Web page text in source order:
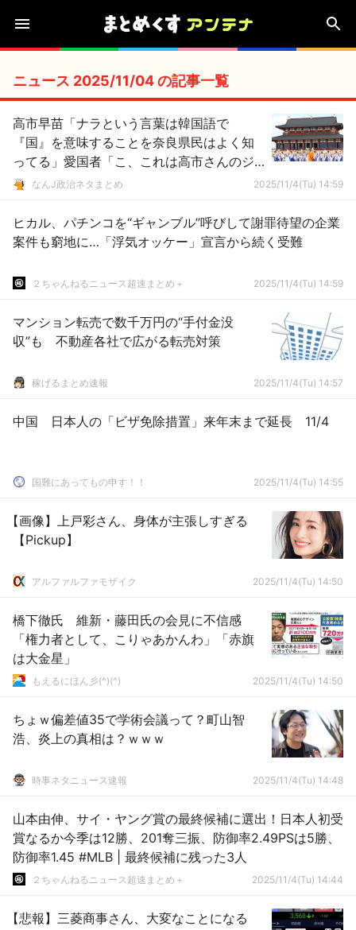
ニュース 2025/11/04 の記事一覧
高市早苗「ナラという言葉は韓国語で
『国』を意味することを奈良県民はよく知
ってる」愛国者「こ、これは高市さんのジ
ョーク炸裂ですね…」
なんJ政治ネタまとめ 2025/11/4(Tu) 14:59
ヒカル、パチンコを“ギャンブル”呼びして謝罪待望の企業
案件も窮地に…「浮気オッケー」宣言から続く受難
２ちゃんねるニュース超速まとめ＋ 2025/11/4(Tu) 14:59
マンション転売で数千万円の“手付金没
収”も 不動産各社で広がる転売対策
稼げるまとめ速報 2025/11/4(Tu) 14:57
中国 日本人の「ビザ免除措置」来年末まで延長 11/4
国難にあってもの申す！！ 2025/11/4(Tu) 14:55
【画像】上戸彩さん、身体が主張しすぎる
【Pickup】
アルファルファモザイク 2025/11/4(Tu) 14:50
橋下徹氏 維新・藤田氏の会見に不信感
「権力者として、こりゃあかんわ」「赤旗
は大金星」
もえるにほん彡(^)(^) 2025/11/4(Tu) 14:50
ちょｗ偏差値35で学術会議って？町山智
浩、炎上の真相は？ｗｗｗ
時事ネタニュース速報 2025/11/4(Tu) 14:48
山本由伸、サイ・ヤング賞の最終候補に選出！日本人初受
賞なるか今季は12勝、201奪三振、防御率2.49PSは5勝、
防御率1.45 #MLB | 最終候補に残った3人
２ちゃんねるニュース超速まとめ＋ 2025/11/4(Tu) 14:44
【悲報】三菱商事さん、大変なことになる